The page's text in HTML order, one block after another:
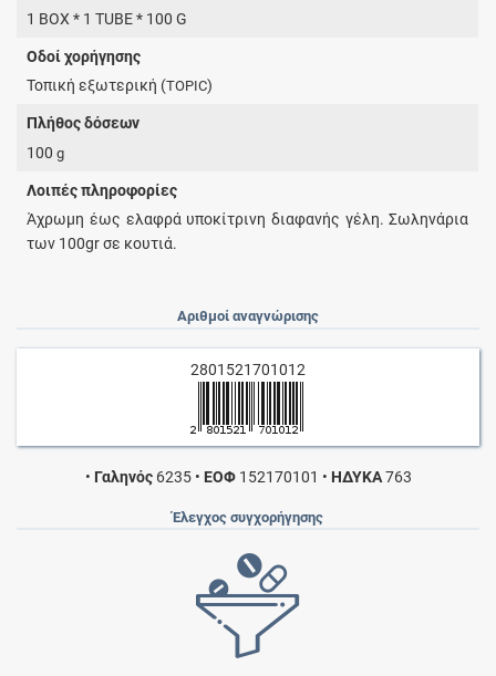
1 BOX * 1 TUBE * 100 G
Οδοί χορήγησης
Τοπική εξωτερική (TOPIC)
Πλήθος δόσεων
100g
Λοιπές πληροφορίες
Άχρωμη έως ελαφρά υποκίτρινη διαφανής γέλη. Σωληνάρια
των 100gr σε κουτιά.
Αριθμοί αναγνώρισης
2801521701012
• Γαληνός6235 • ΕΟΦ152170101 • ΗΔΥΚΑ763
Έλεγχος συγχορήγησης